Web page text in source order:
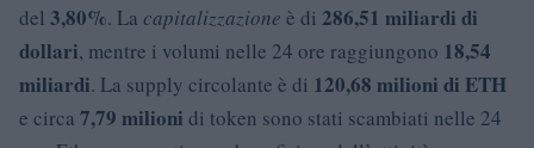
del 3,80%. La capitalizzazione è di 286,51 miliardi di
dollari, mentre i volumi nelle 24 ore raggiungono 18,54
miliardi. La supply circolante è di 120,68 milioni di ETH
e circa 7,79 milioni di token sono stati scambiati nelle 24